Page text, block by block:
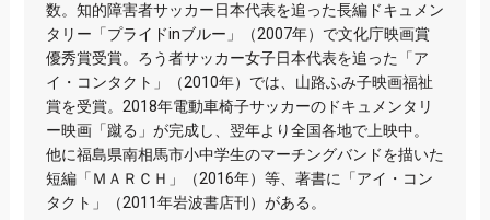
数。知的障害者サッカー日本代表を追った長編ドキュメン
タリー「プライドinブルー」（2007年）で文化庁映画賞
優秀賞受賞。ろう者サッカー女子日本代表を追った「ア
イ・コンタクト」（2010年）では、山路ふみ子映画福祉
賞を受賞。2018年電動車椅子サッカーのドキュメンタリ
ー映画「蹴る」が完成し、翌年より全国各地で上映中。
他に福島県南相馬市小中学生のマーチングバンドを描いた
短編「ＭＡＲＣＨ」（2016年）等、著書に「アイ・コン
タクト」（2011年岩波書店刊）がある。